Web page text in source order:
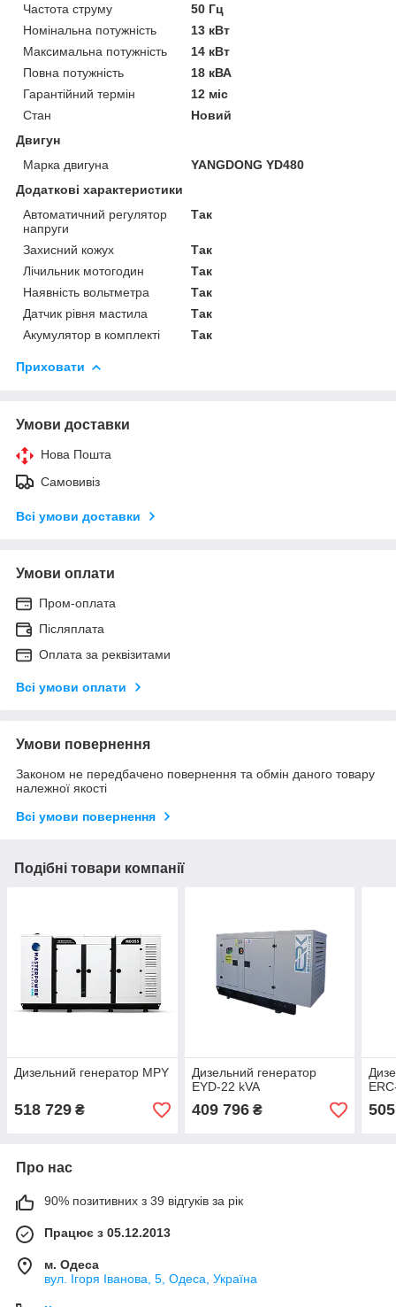
Частота струму
50 Гц
Номінальна потужність
13 кВт
Максимальна потужність
14 кВт
Повна потужність
18 кВА
Гарантійний термін
12 міс
Стан
Новий
Двигун
Марка двигуна
YANGDONG YD480
Додаткові характеристики
Автоматичний регулятор
напруги
Так
Захисний кожух
Так
Лічильник мотогодин
Так
Наявність вольтметра
Так
Датчик рівня мастила
Так
Акумулятор в комплекті
Так
Приховати
Умови доставки
Нова Пошта
Самовивіз
Всі умови доставки
Умови оплати
Пром-оплата
Післяплата
Оплата за реквізитами
Всі умови оплати
Умови повернення
Законом не передбачено повернення та обмін даного товару
належної якості
Всі умови повернення
Подібні товари компанії
Дизельний генератор MPY
518 729 ₴
Дизельний генератор
EYD-22 kVA
409 796₴
Про нас
90% позитивних з 39 відгуків за рік
Працює з 05.12.2013
м. Одеса
вул. Ігоря Іванова, 5, Одеса, Україна